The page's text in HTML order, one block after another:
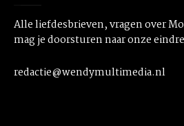
Alle liefdesbrieven, vragen over
mag je doorsturen naar onze
redactie@wendymultimedia.nl